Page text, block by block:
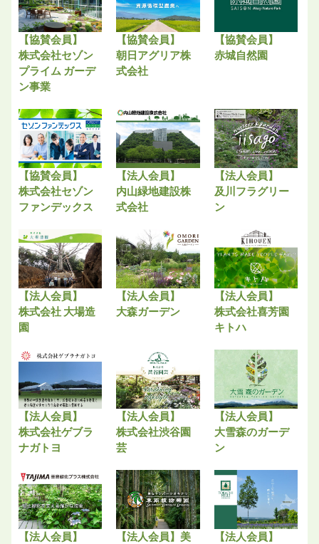
【協賛会員】
株式会社セゾン
プライム ガーデ
ン事業
【協賛会員】
朝日アグリア株
式会社
【協賛会員】
赤城自然園
【協賛会員】
株式会社セゾン
ファンデックス
【法人会員】
内山緑地建設株
式会社
【法人会員】
及川フラグリー
ン
【法人会員】
株式会社 大場造
園
【法人会員】
大森ガーデン
【法人会員】
株式会社喜芳園
キトハ
【法人会員】
株式会社ゲブラ
ナガトヨ
【法人会員】
株式会社渋谷園
芸
【法人会員】
大雪森のガーデ
ン
【法人会員】
【法人会員】美
【法人会員】